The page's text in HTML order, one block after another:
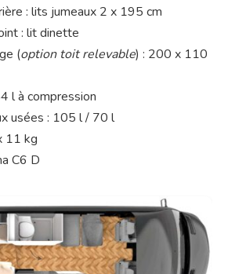
: lits jumeaux 2 x 195 cm
: lit dinette
(option toit relevable) : 200 x 110
l à compression
usées : 105 l / 70 l
11 kg
C6 D